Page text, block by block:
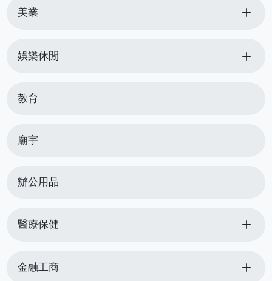
美業 add
娛樂休閒 add
教育
廟宇
辦公用品
醫療保健 add
金融工商 add